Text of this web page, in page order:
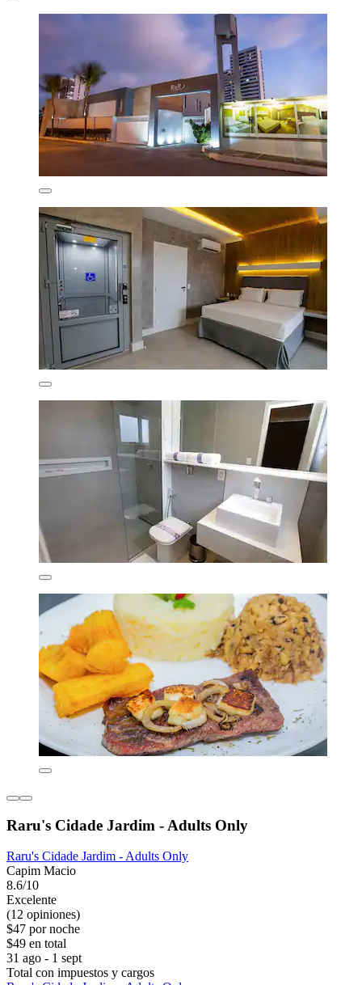
Raru's Cidade Jardim - Adults Only
Raru's Cidade Jardim - Adults Only
Capim Macio
8.6/10
Excelente
(12 opiniones)
$47 por noche
$49 en total
31 ago - 1 sept
Total con impuestos y cargos